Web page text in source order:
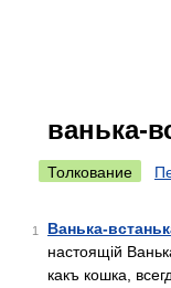
ванька-
Толкование
1 Ванька-
настоящій
какъ кошка,